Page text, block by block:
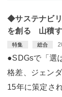
◆サステナビ
を創る 山積
特集 総合
●SDGsで「選
格差、ジェン
15年に策定さ